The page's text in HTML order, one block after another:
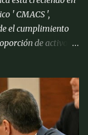
' CMACS ',
el cumplimiento
de activos
forzosa de
o
de los bancos
alerta temprana